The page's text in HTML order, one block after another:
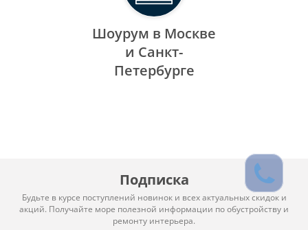
Шоурум в Москве
и Санкт-
Петербурге
Подписка
Будьте в курсе поступлений новинок и всех актуальных скидок и
акций. Получайте море полезной информации по обустройству и
ремонту интерьера.